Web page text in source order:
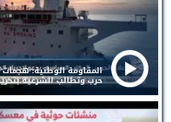
المقاومة الوطنية: هجمات
حرب وتطالب الشرعية